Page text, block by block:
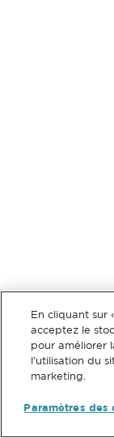
En cliquant sur
acceptez le
pour améliorer
l’utilisation du
marketing.
Paramètres des